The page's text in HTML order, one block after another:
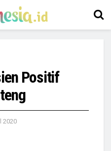
Positif
2020